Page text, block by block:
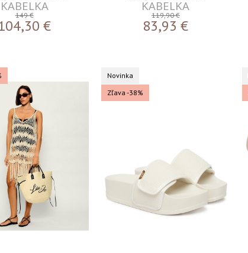
KABELKA
149 €
€
KABELKA
119,90 €
83,93 €
Novinka
Zľava -38%